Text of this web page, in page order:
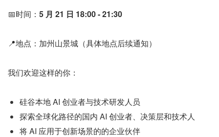
📅时间： 5 月 21 日 18:00 - 21:30
📍地点：加州山景城（具体地点后续通知）
我们欢迎这样的你：
硅谷本地 AI 创业者与技术研发人员
探索全球化路径的国内 AI 创业者、决策层和技术人
将 AI 应用于创新场景的的企业伙伴